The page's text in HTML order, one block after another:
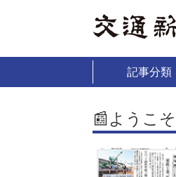
記事分類
📰ようこ